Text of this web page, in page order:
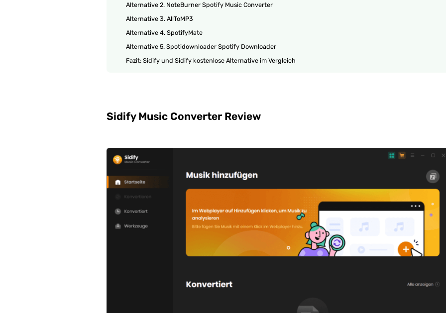
Alternative 2. NoteBurner Spotify Music Converter
Alternative 3. AllToMP3
Alternative 4. SpotifyMate
Alternative 5. Spotidownloader Spotify Downloader
Fazit: Sidify und Sidify kostenlose Alternative im Vergleich
Sidify Music Converter Review